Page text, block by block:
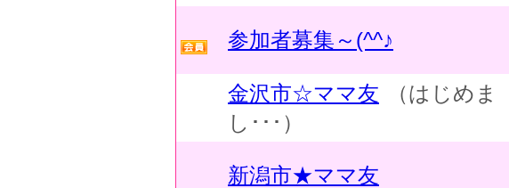
参加者募集～(^^♪
金沢市☆ママ友
（はじめま
し･･･）
新潟市★ママ友